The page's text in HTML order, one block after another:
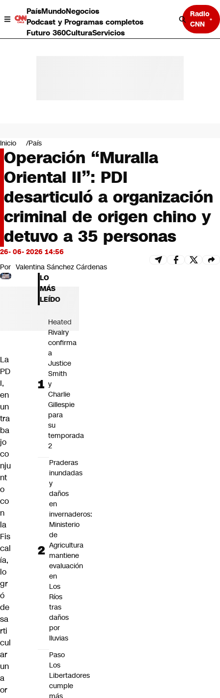
PaísMundoNegocios
Podcast y Programas completos
Futuro 360CulturaServicios
Radio
CNN
Negocios
Deportes
Programas completos
Cultura
Servicios
Bits
CNN tiempo
Futuro 360
Opinión
Inicio País
Operación “Muralla
Oriental II”: PDI
desarticuló a organización
criminal de origen chino y
detuvo a 35 personas
26- 06- 2026 14:56
Por Valentina Sánchez Cárdenas
La
PD
I,
en
un
tra
ba
jo
co
nju
nt
o
co
n
la
Fis
cal
ía,
lo
gr
ó
de
sa
rti
cul
ar
un
a
or
LO
MÁS
LEÍDO
Heated
Rivalry
confirma
a
Justice
Smith
y
Charlie
Gillespie
para
su
temporada
2
Praderas
inundadas
y
daños
en
invernaderos:
Ministerio
de
Agricultura
mantiene
evaluación
en
Los
Ríos
tras
daños
por
lluvias
Paso
Los
Libertadores
cumple
más